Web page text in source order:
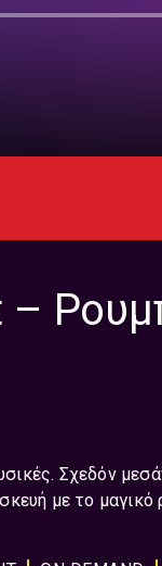
Σχεδόν
με το μαγικό